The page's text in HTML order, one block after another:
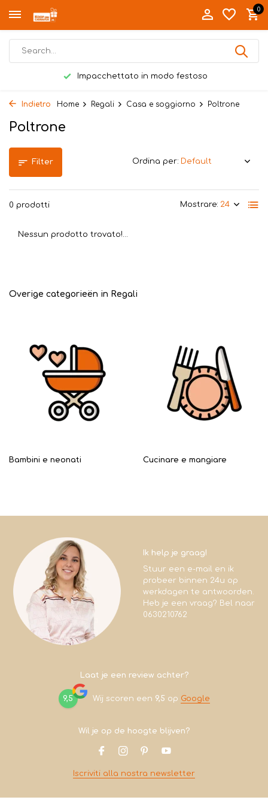
0
Impacchettato in modo festoso
Indietro Home Regali Casa e soggiorno Poltrone
Poltrone
Filter
0 prodotti Mostrare:
Ordina per:
Nessun prodotto trovato!...
Overige categorieën in Regali
Bambini e neonati Cucinare e mangiare
Ik help je graag!
Stuur een e-mail en ik
probeer binnen 24u op
werkdagen te antwoorden.
Heb je een vraag? Bel naar
0630210762
Laat je een review achter?
9,5 Wij scoren een 9,5 op Google
Wil je op de hoogte blijven?
Iscriviti alla nostra newsletter